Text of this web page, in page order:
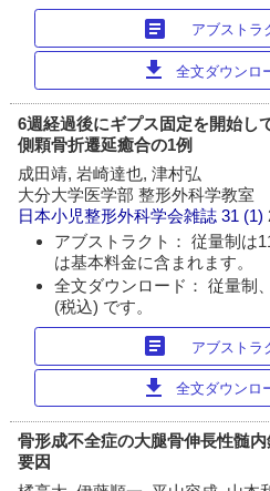
article アブストラ
download 全文ダウンロ
6週経過後にギプス固定を開始し
側顆骨折遷延癒合の1例
成田靖, 岩崎達也, 津村弘
大分大学医学部 整形外科学教室
日本小児整形外科学会雑誌 31 (1)
アブストラクト： 従量制は
は基本料金に含まれます。
全文ダウンロード： 従量制
(税込) です。
article アブストラ
download 全文ダウンロ
骨形成不全症の大腿骨伸長性髄
要因